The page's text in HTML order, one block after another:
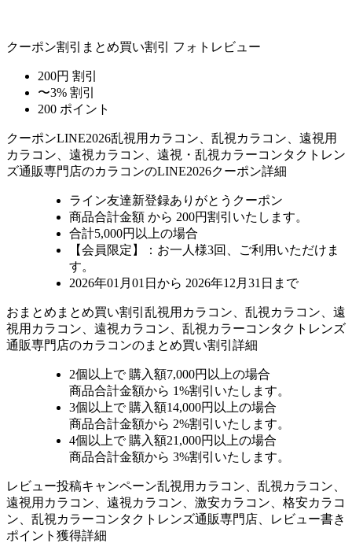
クーポン割引 まとめ買い割引 フォトレビュー
200円 割引
〜3% 割引
200 ポイント
クーポンLINE2026乱視用カラコン、乱視カラコン、遠視用
カラコン、遠視カラコン、遠視・乱視カラーコンタクトレン
ズ通販専門店のカラコンのLINE2026クーポン詳細
ライン友達新登録ありがとうクーポン
商品合計金額 から 200円割引 いたします。
合計5,000円以上の場合
【会員限定】：お一人様3回
、ご利用いただけま
す。
2026年01月01日から 2026年12月31日まで
おまとめ まとめ買い割引 乱視用カラコン、乱視カラコン、遠
視用カラコン、遠視カラコン、乱視カラーコンタクトレンズ
通販専門店のカラコンのまとめ買い割引詳細
2個 以上で 購入額7,000円以上の場合
商品合計金額から 1%割引いたします。
3個 以上で 購入額14,000円以上の場合
商品合計金額から 2%割引いたします。
4個 以上で 購入額21,000円以上の場合
商品合計金額から 3%割引いたします。
レビュー投稿キャンペーン乱視用カラコン、乱視カラコン、
遠視用カラコン、遠視カラコン、激安カラコン、格安カラコ
ン、乱視カラーコンタクトレンズ通販専門店、レビュー書き
ポイント獲得詳細